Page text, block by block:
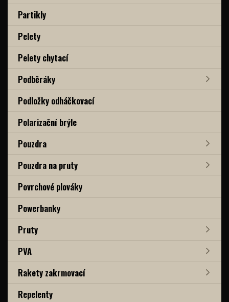
Partikly
Pelety
Pelety chytací
Podběráky
Podložky odháčkovací
Polarizační brýle
Pouzdra
Pouzdra na pruty
Povrchové plováky
Powerbanky
Pruty
PVA
Rakety zakrmovací
Repelenty